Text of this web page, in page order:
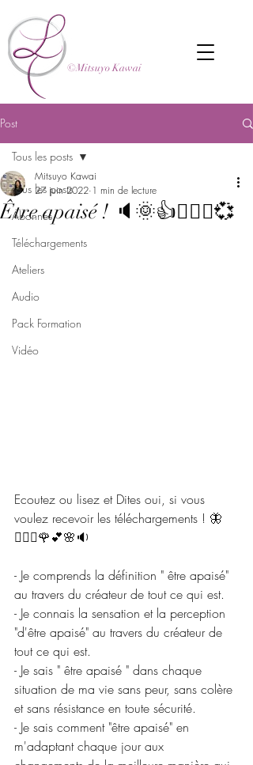
©Mitsuyo Kawai
Post
Tous les posts
Abonnés
Téléchargements
Ateliers
Audio
Pack Formation
Vidéo
Tous les posts
Être apaisé ! 🔈🌞👍🧘🏼‍♂️💞
Mitsuyo Kawai
27 juin 2022 1 min de lecture
Ecoutez ou lisez et Dites oui, si vous
voulez recevoir les téléchargements ! 🦋
🧘🏼‍♂️🌹💕🌸🔉
- Je comprends la définition " être apaisé"
au travers du créateur de tout ce qui est.
- Je connais la sensation et la perception
"d'être apaisé" au travers du créateur de
tout ce qui est.
- Je sais " être apaisé " dans chaque
situation de ma vie sans peur, sans colère
et sans résistance en toute sécurité.
- Je sais comment "être apaisé" en
m'adaptant chaque jour aux